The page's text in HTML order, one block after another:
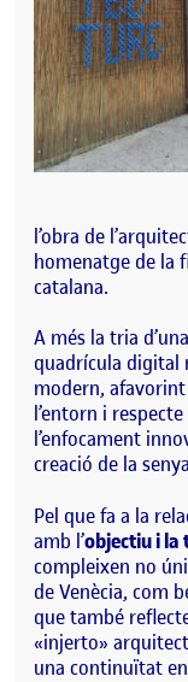
l’obra de
homenatge de la
catalana.
A més la tria
quadrícula digital
modern,
l’entorn i respecte
l’enfocament
creació de la
Pel que fa a la
amb l’objectiu i la
compleixen no
de Venècia, com
que també
«injerto»
una continuïtat